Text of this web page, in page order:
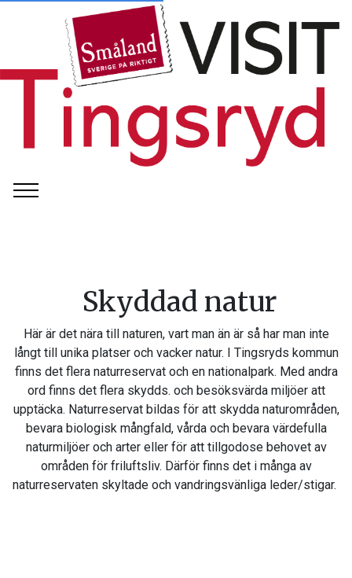
Skyddad natur
Här är det nära till naturen, vart man än är så har man inte
långt till unika platser och vacker natur. I Tingsryds kommun
finns det flera naturreservat och en nationalpark. Med andra
ord finns det flera skydds. och besöksvärda miljöer att
upptäcka. Naturreservat bildas för att skydda naturområden,
bevara biologisk mångfald, vårda och bevara värdefulla
naturmiljöer och arter eller för att tillgodose behovet av
områden för friluftsliv. Därför finns det i många av
naturreservaten skyltade och vandringsvänliga leder/stigar.